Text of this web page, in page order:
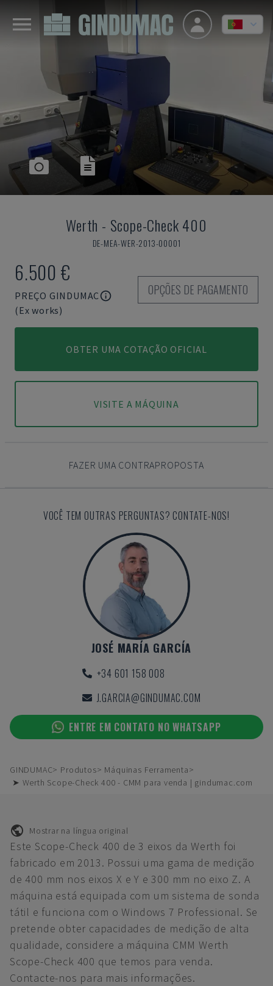
Werth - Scope-Check 400
DE-MEA-WER-2013-00001
6.500 €
PREÇO GINDUMAC
(Ex works)
OPÇÕES DE PAGAMENTO
OBTER UMA COTAÇÃO OFICIAL
VISITE A MÁQUINA
FAZER UMA CONTRAPROPOSTA
VOCÊ TEM OUTRAS PERGUNTAS? CONTATE-NOS!
JOSÉ MARÍA GARCÍA
+34 601 158 008
J.GARCIA@GINDUMAC.COM
ENTRE EM CONTATO NO WHATSAPP
GINDUMAC Produtos
Máquinas Ferramenta
➤ Werth Scope-Check 400 - CMM para venda | gindumac.com
Mostrar na língua original
Este Scope-Check 400 de 3 eixos da Werth foi
fabricado em 2013. Possui uma gama de medição
de 400 mm nos eixos X e Y e 300 mm no eixo Z. A
máquina está equipada com um sistema de sonda
tátil e funciona com o Windows 7 Professional. Se
pretende obter capacidades de medição de alta
qualidade, considere a máquina CMM Werth
Scope-Check 400 que temos para venda.
Contacte-nos para mais informações.